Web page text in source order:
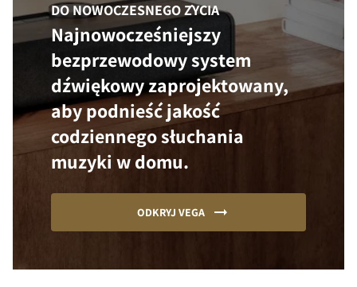
DO NOWOCZESNEGO ŻYCIA
Najnowocześniejszy
bezprzewodowy system
dźwiękowy zaprojektowany,
aby podnieść jakość
codziennego słuchania
muzyki w domu.
ODKRYJ VEGA